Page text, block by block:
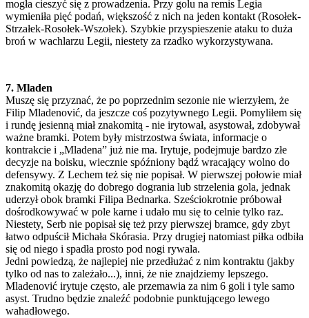
mogła cieszyć się z prowadzenia. Przy golu na remis Legia
wymieniła pięć podań, większość z nich na jeden kontakt (Rosołek-
Strzałek-Rosołek-Wszołek). Szybkie przyspieszenie ataku to duża
broń w wachlarzu Legii, niestety za rzadko wykorzystywana.
7. Mladen
Muszę się przyznać, że po poprzednim sezonie nie wierzyłem, że
Filip Mladenović, da jeszcze coś pozytywnego Legii. Pomyliłem się
i rundę jesienną miał znakomitą - nie irytował, asystował, zdobywał
ważne bramki. Potem były mistrzostwa świata, informacje o
kontrakcie i „Mladena” już nie ma. Irytuje, podejmuje bardzo złe
decyzje na boisku, wiecznie spóźniony bądź wracający wolno do
defensywy. Z Lechem też się nie popisał. W pierwszej połowie miał
znakomitą okazję do dobrego dogrania lub strzelenia gola, jednak
uderzył obok bramki Filipa Bednarka. Sześciokrotnie próbował
dośrodkowywać w pole karne i udało mu się to celnie tylko raz.
Niestety, Serb nie popisał się też przy pierwszej bramce, gdy zbyt
łatwo odpuścił Michała Skórasia. Przy drugiej natomiast piłka odbiła
się od niego i spadła prosto pod nogi rywala.
Jedni powiedzą, że najlepiej nie przedłużać z nim kontraktu (jakby
tylko od nas to zależało...), inni, że nie znajdziemy lepszego.
Mladenović irytuje często, ale przemawia za nim 6 goli i tyle samo
asyst. Trudno będzie znaleźć podobnie punktującego lewego
wahadłowego.